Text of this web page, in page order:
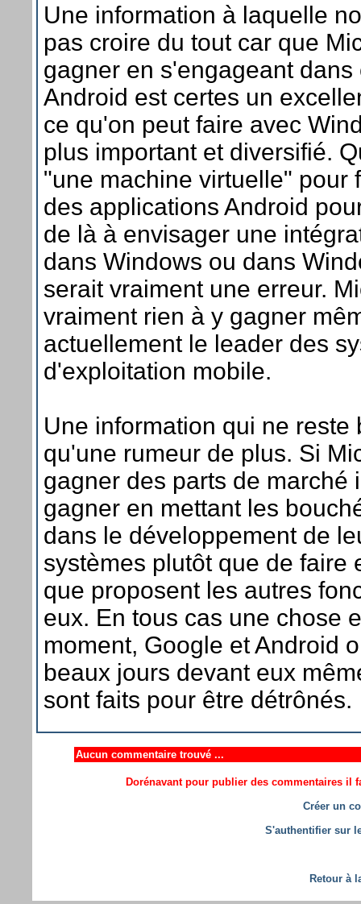
Une information à laquelle
pas croire du tout car que
gagner en s'engageant dans
Android est certes un
ce qu'on peut faire avec
plus important et diversifié.
"une machine virtuelle" pour
des applications Android
de là à envisager une
dans Windows ou dans
serait vraiment une erreur.
vraiment rien à y gagner
actuellement le leader des
d'exploitation mobile.
Une information qui ne reste
qu'une rumeur de plus. Si
gagner des parts de marché
gagner en mettant les
dans le développement de
systèmes plutôt que de faire
que proposent les autres
eux. En tous cas une chose
moment, Google et Android
beaux jours devant eux
sont faits pour être détrônés.
Aucun commentaire trouvé ...
Dorénavant pour publier des commentaires il
Créer un
S'authentifier sur
Retour à